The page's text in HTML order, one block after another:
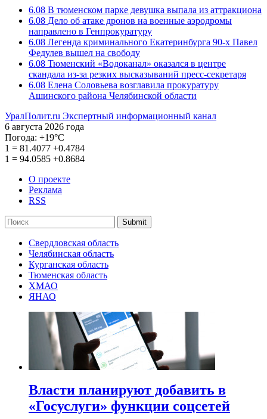
6.08 В тюменском парке девушка выпала из аттракциона
6.08 Дело об атаке дронов на военные аэродромы
направлено в Генпрокуратуру
6.08 Легенда криминального Екатеринбурга 90-х Павел
Федулев вышел на свободу
6.08 Тюменский «Водоканал» оказался в центре
скандала из-за резких высказываний пресс-секретаря
6.08 Елена Соловьева возглавила прокуратуру
Ашинского района Челябинской области
УралПолит.ru Экспертный информационный канал
6 августа 2026 года
Погода: +19°С
1 = 81.4077 +0.4784
1 = 94.0585 +0.8684
О проекте
Реклама
RSS
Submit
Свердловская область
Челябинская область
Курганская область
Тюменская область
ХМАО
ЯНАО
Власти планируют добавить в
«Госуслуги» функции соцсетей